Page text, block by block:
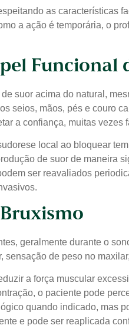
as características
a ação é temporária, o
suor acima do natural,
seios, mãos, pés e couro
a confiança, muitas
local ao bloquear
de suor de maneira
ser reavaliados
geralmente durante o
sensação de peso no
a força muscular
o paciente pode
quando indicado, mas
e pode ser reaplicada